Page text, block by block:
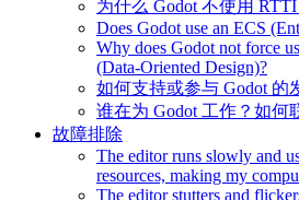
为什么 Godot 不使用 RTTI
Does Godot use an ECS
Why does Godot not force
(Data-Oriented Design)?
如何支持或参与 Godot 的
谁在为 Godot 工作？如何
故障排除
The editor runs slowly and
resources, making my
The editor stutters and